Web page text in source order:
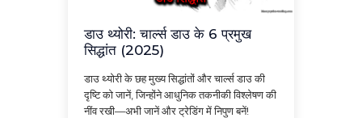
डाउ थ्योरी: चार्ल्स डाउ के 6 प्रमुख
सिद्धांत (2025)
डाउ थ्योरी के छह मुख्य सिद्धांतों और चार्ल्स डाउ की
दृष्टि को जानें, जिन्होंने आधुनिक तकनीकी विश्लेषण की
नींव रखी—अभी जानें और ट्रेडिंग में निपुण बनें!